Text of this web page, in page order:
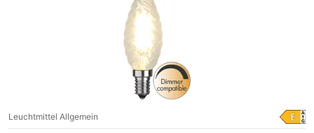
Leuchtmittel Allgemein